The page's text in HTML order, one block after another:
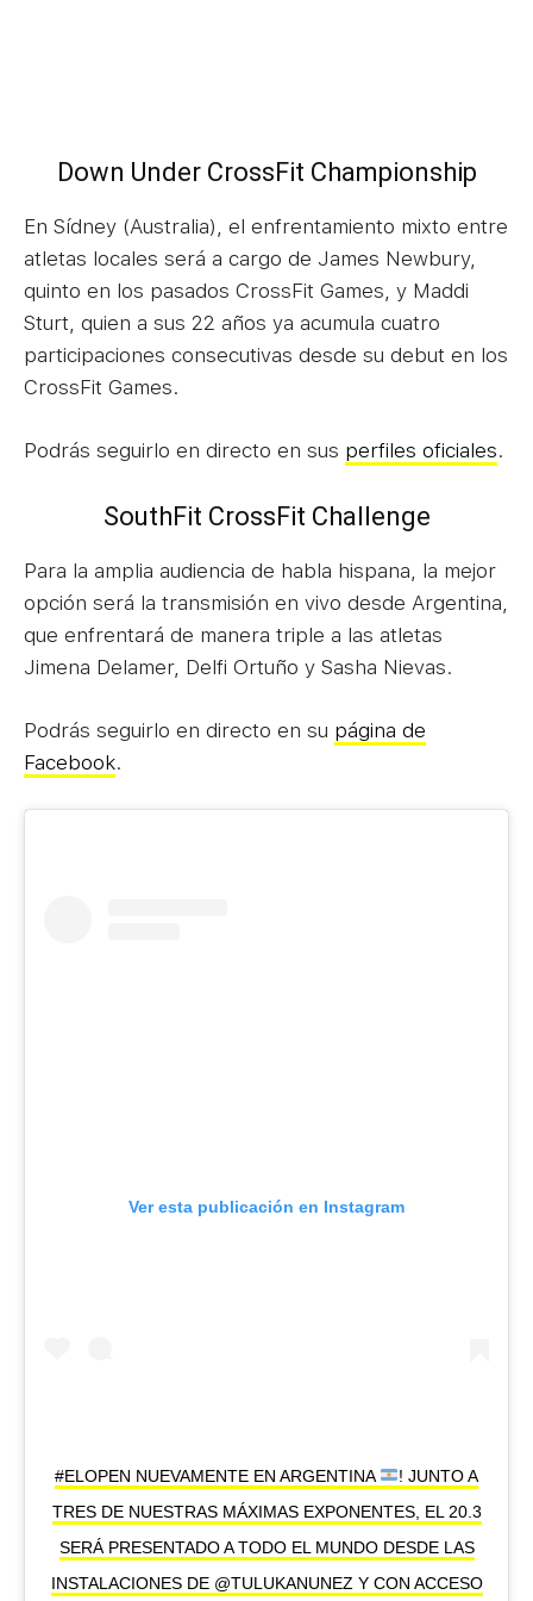
Down Under CrossFit Championship
En Sídney (Australia), el enfrentamiento mixto entre
atletas locales será a cargo de James Newbury,
quinto en los pasados CrossFit Games, y Maddi
Sturt, quien a sus 22 años ya acumula cuatro
participaciones consecutivas desde su debut en los
CrossFit Games.
Podrás seguirlo en directo en sus perfiles oficiales.
SouthFit CrossFit Challenge
Para la amplia audiencia de habla hispana, la mejor
opción será la transmisión en vivo desde Argentina,
que enfrentará de manera triple a las atletas
Jimena Delamer, Delfi Ortuño y Sasha Nievas.
Podrás seguirlo en directo en su página de
Facebook.
Ver esta publicación en Instagram
#ELOPEN NUEVAMENTE EN ARGENTINA
! JUNTO A
TRES DE NUESTRAS MÁXIMAS EXPONENTES, EL 20.3
SERÁ PRESENTADO A TODO EL MUNDO DESDE LAS
INSTALACIONES DE @TULUKANUNEZ Y CON ACCESO